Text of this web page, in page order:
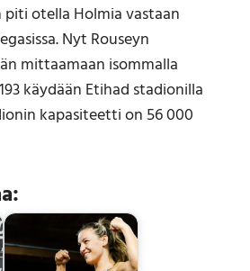
otella Holmia vastaan
Nyt Rouseyn
mittaamaan isommalla
käydään Etihad stadionilla
kapasiteetti on 56 000